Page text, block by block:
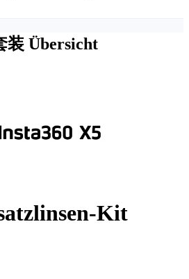
装 Übersicht
Kit